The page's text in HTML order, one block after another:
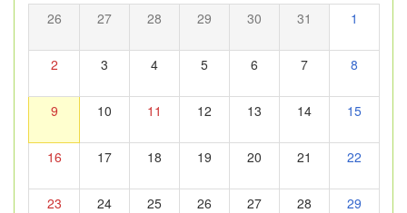
26 27 28 29 30 31 1
2 3 4 5 6 7 8
9 10 11 12 13 14 15
16 17 18 19 20 21 22
23 24 25 26 27 28 29